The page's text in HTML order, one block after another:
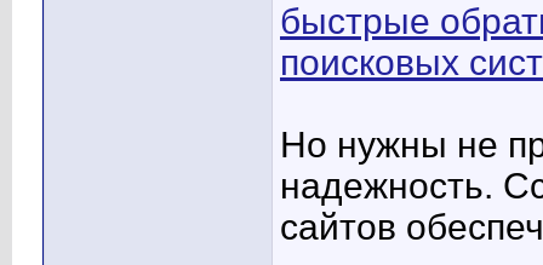
быстрые
поисковых
Но нужны не
надежность.
сайтов